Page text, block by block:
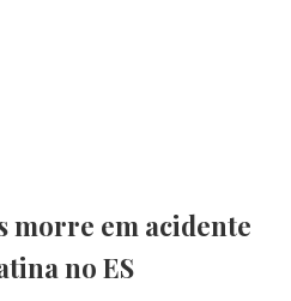
morre em acidente
no ES